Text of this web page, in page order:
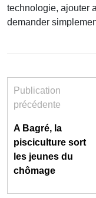
technologie, ajouter
demander
Publication
précédente
A Bagré, la
pisciculture sort
les jeunes du
chômage